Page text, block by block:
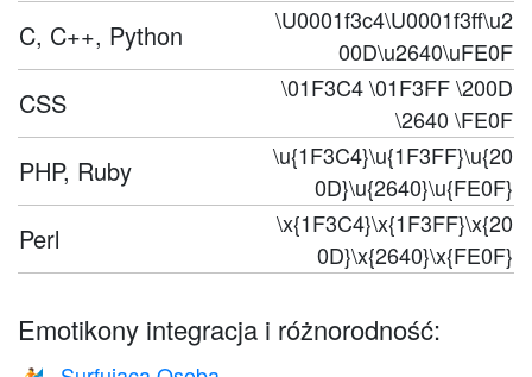
C, C++, Python
\U0001f3c4\U0001f3ff\u2
00D\u2640\uFE0F
CSS
\01F3C4 \01F3FF \200D
\2640 \FE0F
PHP, Ruby
\u{1F3C4}\u{1F3FF}\u{20
0D}\u{2640}\u{FE0F}
Perl
\x{1F3C4}\x{1F3FF}\x{20
0D}\x{2640}\x{FE0F}
Emotikony integracja i różnorodność: